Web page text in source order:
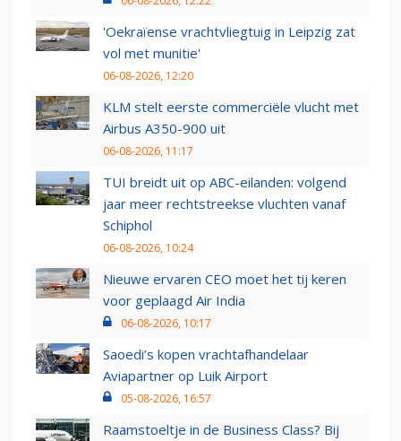
'Oekraïense vrachtvliegtuig in Leipzig zat
vol met munitie'
06-08-2026, 12:20
KLM stelt eerste commerciële vlucht met
Airbus A350-900 uit
06-08-2026, 11:17
TUI breidt uit op ABC-eilanden: volgend
jaar meer rechtstreekse vluchten vanaf
Schiphol
06-08-2026, 10:24
Nieuwe ervaren CEO moet het tij keren
voor geplaagd Air India
06-08-2026, 10:17
Saoedi’s kopen vrachtafhandelaar
Aviapartner op Luik Airport
05-08-2026, 16:57
Raamstoeltje in de Business Class? Bij